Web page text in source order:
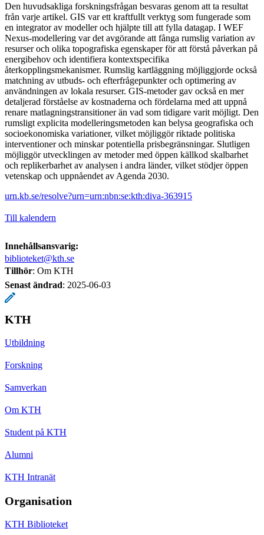
Den huvudsakliga forskningsfrågan besvaras genom att ta resultat
från varje artikel. GIS var ett kraftfullt verktyg som fungerade som
en integrator av modeller och hjälpte till att fylla datagap. I WEF
Nexus-modellering var det avgörande att fånga rumslig variation av
resurser och olika topografiska egenskaper för att förstå påverkan på
energibehov och identifiera kontextspecifika
återkopplingsmekanismer. Rumslig kartläggning möjliggjorde också
matchning av utbuds- och efterfrågepunkter och optimering av
användningen av lokala resurser. GIS-metoder gav också en mer
detaljerad förståelse av kostnaderna och fördelarna med att uppnå
renare matlagningstransitioner än vad som tidigare varit möjligt. Den
rumsligt explicita modelleringsmetoden kan belysa geografiska och
socioekonomiska variationer, vilket möjliggör riktade politiska
interventioner och minskar potentiella prisbegränsningar. Slutligen
möjliggör utvecklingen av metoder med öppen källkod skalbarhet
och replikerbarhet av analysen i andra länder, vilket stödjer öppen
vetenskap och uppnåendet av Agenda 2030.
urn.kb.se/resolve?urn=urn:nbn:se:kth:diva-363915
Till kalendern
Innehållsansvarig:
biblioteket@kth.se
Tillhör: Om KTH
Senast ändrad: 2025-06-03
KTH
Utbildning
Forskning
Samverkan
Om KTH
Student på KTH
Alumni
KTH Intranät
Organisation
KTH Biblioteket